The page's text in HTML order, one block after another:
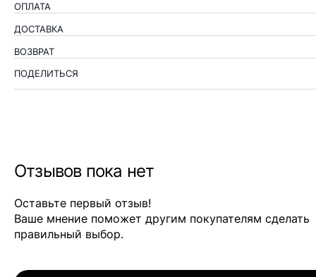
ОПЛАТА
ДОСТАВКА
ВОЗВРАТ
ПОДЕЛИТЬСЯ
Отзывов пока нет
Оставьте первый отзыв!
Ваше мнение поможет другим покупателям сделать
правильный выбор.